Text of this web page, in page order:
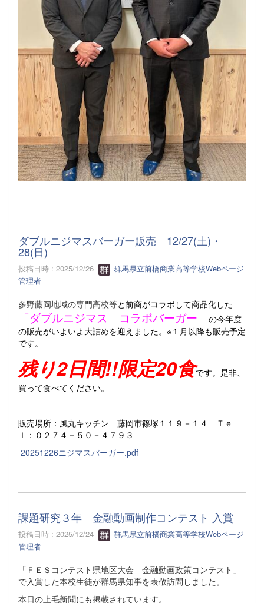
ダブルニジマスバーガー販売 12/27(土)・
28(日)
投稿日時 : 2025/12/26
群馬県立前橋商業高等学校Webページ
管理者
多野藤岡地域の専門高校等と前商がコラボして商品化した
「ダブルニジマス コラボバーガー」 の今年度
の販売がいよいよ大詰めを迎えました。※１月以降も販売予定
です。
残り2日間!!限定20食です。是非、
買って食べてください。
販売場所：風丸キッチン 藤岡市篠塚１１９－１４ Ｔｅ
ｌ：０２７４－５０－４７９３
20251226ニジマスバーガー.pdf
課題研究３年 金融動画制作コンテスト 入賞
投稿日時 : 2025/12/24
群馬県立前橋商業高等学校Webページ
管理者
「ＦＥＳコンテスト県地区大会 金融動画政策コンテスト」
で入賞した本校生徒が群馬県知事を表敬訪問しました。
本日の上毛新聞にも掲載されています。